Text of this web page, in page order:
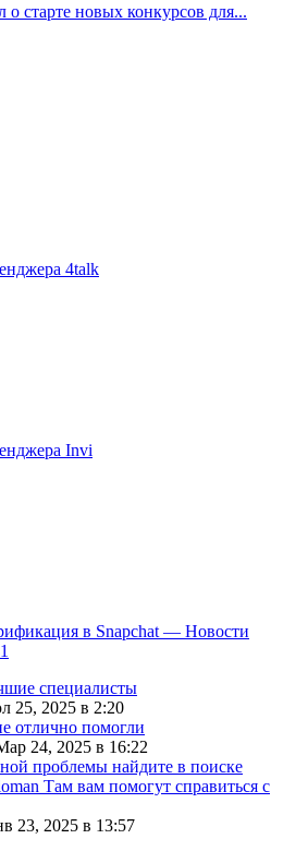
о старте новых конкурсов для...
4talk
Invi
в Snapchat — Новости
специалисты
25, 2025 в 2:20
отлично помогли
24, 2025 в 16:22
проблемы найдите в поиске
Там вам помогут справиться с
23, 2025 в 13:57